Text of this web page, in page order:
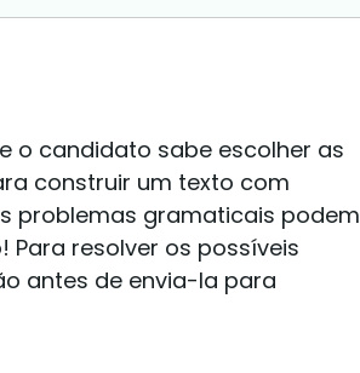
o candidato sabe escolher as
construir um texto com
problemas gramaticais podem
resolver os possíveis
antes de envia-la para